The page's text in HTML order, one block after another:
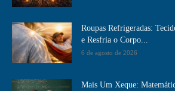
Roupas Refrigeradas:
e Resfria o Corpo...
6 de agosto de 2026
Mais Um Xeque: